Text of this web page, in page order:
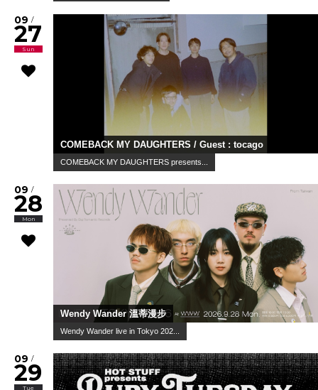
09 /
27
Sun
COMEBACK MY DAUGHTERS / Guest : tocago
COMEBACK MY DAUGHTERS presents...
09 /
28
Mon
Wendy Wander 溫蒂漫步
Wendy Wander live in Tokyo 202...
09 /
29
Tue